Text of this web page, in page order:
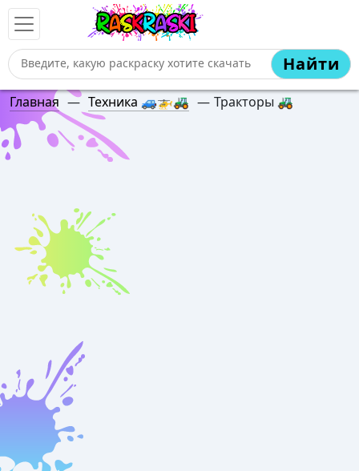
Найти
Главная — Техника 🚙🚁🚜 — Тракторы 🚜